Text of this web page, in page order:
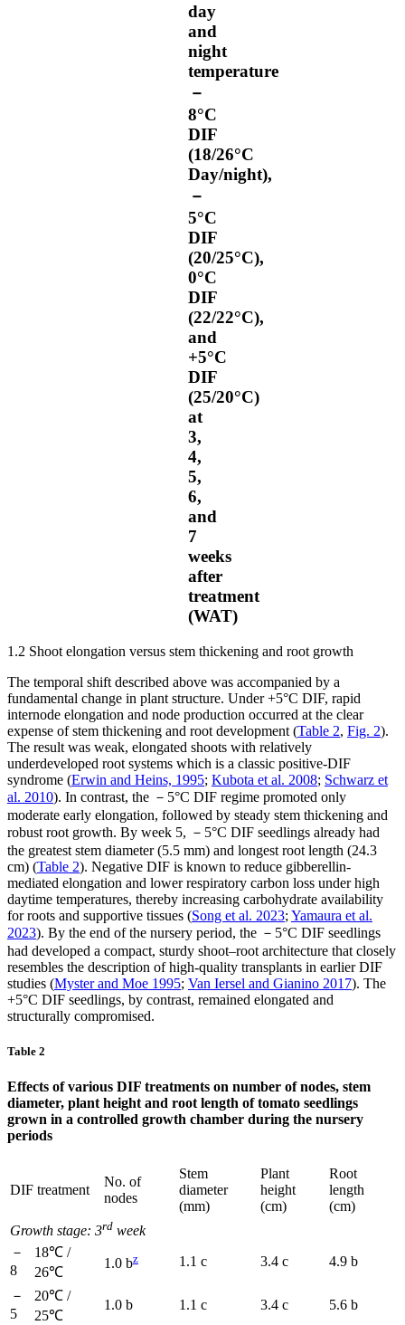
day
and
night
temperature
－
8°C
DIF
(18/26°C
Day/night),
－
5°C
DIF
(20/25°C),
0°C
DIF
(22/22°C),
and
+5°C
DIF
(25/20°C)
at
3,
4,
5,
6,
and
7
weeks
after
treatment
(WAT)
1.2 Shoot elongation versus stem thickening and root growth
The temporal shift described above was accompanied by a
fundamental change in plant structure. Under +5°C DIF, rapid
internode elongation and node production occurred at the clear
expense of stem thickening and root development (Table 2, Fig. 2).
The result was weak, elongated shoots with relatively
underdeveloped root systems which is a classic positive-DIF
syndrome (Erwin and Heins, 1995; Kubota et al. 2008; Schwarz et
al. 2010). In contrast, the －5°C DIF regime promoted only
moderate early elongation, followed by steady stem thickening and
robust root growth. By week 5, －5°C DIF seedlings already had
the greatest stem diameter (5.5 mm) and longest root length (24.3
cm) (Table 2). Negative DIF is known to reduce gibberellin-
mediated elongation and lower respiratory carbon loss under high
daytime temperatures, thereby increasing carbohydrate availability
for roots and supportive tissues (Song et al. 2023; Yamaura et al.
2023). By the end of the nursery period, the －5°C DIF seedlings
had developed a compact, sturdy shoot–root architecture that closely
resembles the description of high-quality transplants in earlier DIF
studies (Myster and Moe 1995; Van Iersel and Gianino 2017). The
+5°C DIF seedlings, by contrast, remained elongated and
structurally compromised.
Table 2
Effects of various DIF treatments on number of nodes, stem
diameter, plant height and root length of tomato seedlings
grown in a controlled growth chamber during the nursery
periods
DIF treatment
No. of
nodes
Stem
diameter
(mm)
Plant
height
(cm)
Root
length
(cm)
Growth stage: 3rd week
－
8
18℃ /
26℃
1.0 bz 1.1 c 3.4 c 4.9 b
－
5
20℃ /
25℃
1.0 b 1.1 c 3.4 c 5.6 b